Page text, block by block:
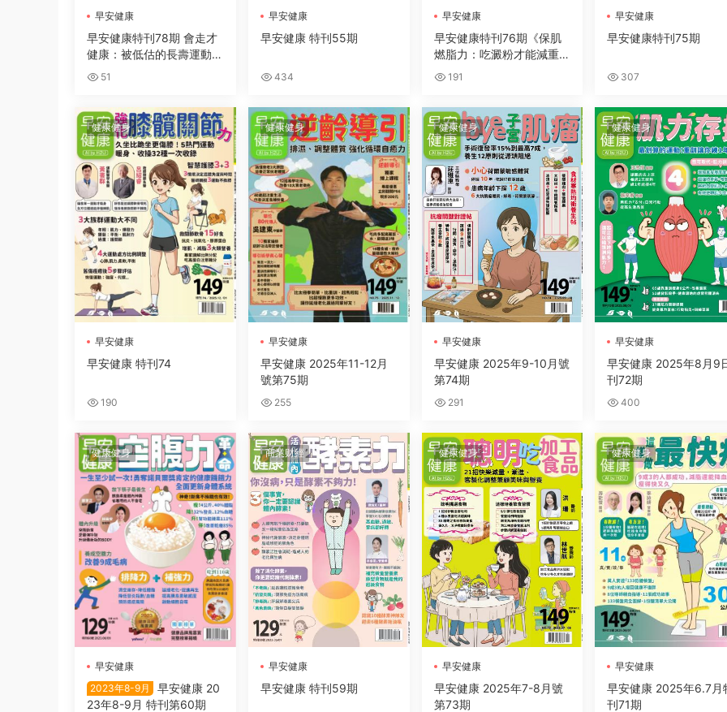
早安健康
早安健康特刊78期 會走才
健康：被低估的長壽運動，
6大科學走路法，燃脂穩糖
51
早安健康
早安健康 特刊55期
434
早安健康
早安健康特刊76期《保肌
燃脂力：吃澱粉才能減重，
肌少竟因少吃多動，破除8
191
早安健康
早安健康特刊75期
307
健康健身
早安健康
早安健康 特刊74
190
健康健身
早安健康
早安健康 2025年11-12月
號第75期
255
健康健身
早安健康
早安健康 2025年9-10月號
第74期
291
健康健身
早安健康
早安健康 2025年8月9
刊72期
400
健康健身
早安健康
2023年8-9月
早安健康 20
23年8-9月 特刊第60期
商業财經
早安健康
早安健康 特刊59期
健康健身
早安健康
早安健康 2025年7-8月號
第73期
健康健身
早安健康
早安健康 2025年6.7月
刊71期